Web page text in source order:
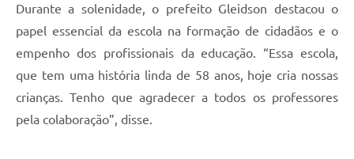
Durante a solenidade, o prefeito Gleidson destacou o
papel essencial da escola na formação de cidadãos e o
empenho dos profissionais da educação. “Essa escola,
que tem uma história linda de 58 anos, hoje cria nossas
crianças. Tenho que agradecer a todos os professores
pela colaboração”, disse.